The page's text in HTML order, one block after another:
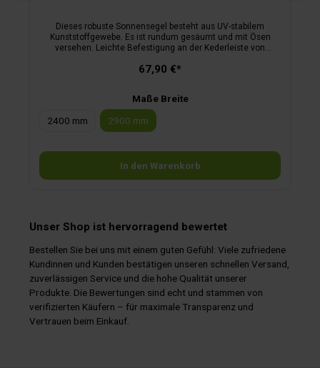
Dieses robuste Sonnensegel besteht aus UV-stabilem
Kunststoffgewebe. Es ist rundum gesäumt und mit Ösen
versehen. Leichte Befestigung an der Kederleiste von
Passend für Fiamma und Thule Markisen. Inklusive Heringen
67,90 €*
Maße Breite
2400 mm
2900 mm
In den Warenkorb
Unser Shop ist hervorragend bewertet
Bestellen Sie bei uns mit einem guten Gefühl: Viele zufriedene
Kundinnen und Kunden bestätigen unseren schnellen Versand,
zuverlässigen Service und die hohe Qualität unserer
Produkte. Die Bewertungen sind echt und stammen von
verifizierten Käufern – für maximale Transparenz und
Vertrauen beim Einkauf.